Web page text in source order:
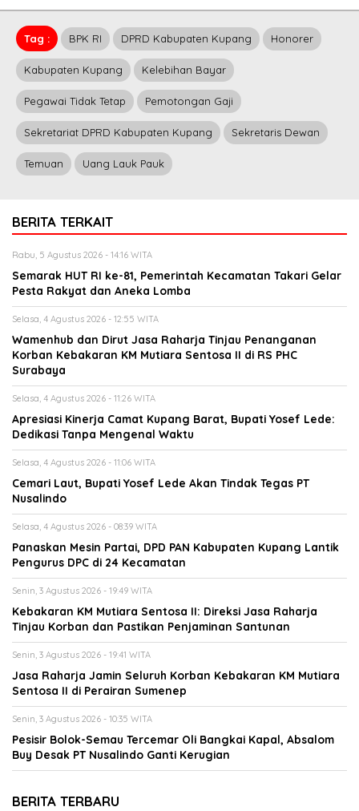
Tag : BPK RI DPRD Kabupaten Kupang Honorer
Kabupaten Kupang Kelebihan Bayar
Pegawai Tidak Tetap Pemotongan Gaji
Sekretariat DPRD Kabupaten Kupang Sekretaris Dewan
Temuan Uang Lauk Pauk
BERITA TERKAIT
Rabu, 5 Agustus 2026 - 14:16 WITA
Semarak HUT RI ke-81, Pemerintah Kecamatan Takari Gelar
Pesta Rakyat dan Aneka Lomba
Selasa, 4 Agustus 2026 - 12:55 WITA
Wamenhub dan Dirut Jasa Raharja Tinjau Penanganan
Korban Kebakaran KM Mutiara Sentosa II di RS PHC
Surabaya
Selasa, 4 Agustus 2026 - 11:26 WITA
Apresiasi Kinerja Camat Kupang Barat, Bupati Yosef Lede:
Dedikasi Tanpa Mengenal Waktu
Selasa, 4 Agustus 2026 - 11:06 WITA
Cemari Laut, Bupati Yosef Lede Akan Tindak Tegas PT
Nusalindo
Selasa, 4 Agustus 2026 - 08:39 WITA
Panaskan Mesin Partai, DPD PAN Kabupaten Kupang Lantik
Pengurus DPC di 24 Kecamatan
Senin, 3 Agustus 2026 - 19:49 WITA
Kebakaran KM Mutiara Sentosa II: Direksi Jasa Raharja
Tinjau Korban dan Pastikan Penjaminan Santunan
Senin, 3 Agustus 2026 - 19:41 WITA
Jasa Raharja Jamin Seluruh Korban Kebakaran KM Mutiara
Sentosa II di Perairan Sumenep
Senin, 3 Agustus 2026 - 10:35 WITA
Pesisir Bolok-Semau Tercemar Oli Bangkai Kapal, Absalom
Buy Desak PT Nusalindo Ganti Kerugian
BERITA TERBARU